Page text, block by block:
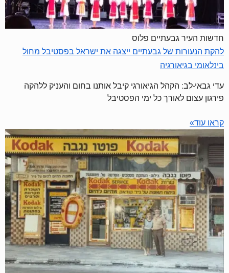
חדשות העיר גבעתיים פלוס
להקת הנעורות של גבעתיים ייצגה את ישראל בפסטיבל מחול
בינלאומי בגיאורגיה
עדי גבאי-לב: הקהל הגיאורגי קיבל אותנו בחום והעניק ללהקה
פירגון עצום לאורך כל ימי הפסטיבל
קראו עוד»